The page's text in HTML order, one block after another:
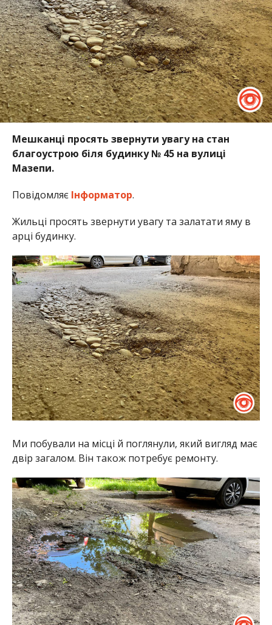
Мешканці просять звернути увагу на стан
благоустрою біля будинку № 45 на вулиці
Мазепи.
Повідомляє Інформатор.
Жильці просять звернути увагу та залатати яму в
арці будинку.
Ми побували на місці й поглянули, який вигляд має
двір загалом. Він також потребує ремонту.